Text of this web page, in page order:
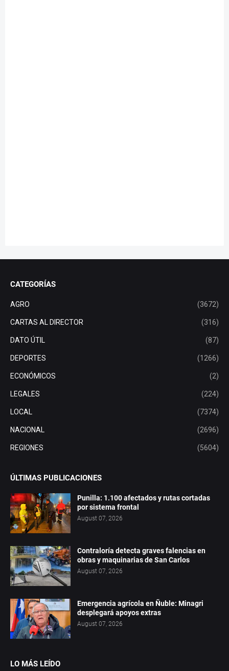
CATEGORÍAS
AGRO (3672)
CARTAS AL DIRECTOR (316)
DATO ÚTIL (87)
DEPORTES (1266)
ECONÓMICOS (2)
LEGALES (224)
LOCAL (7374)
NACIONAL (2696)
REGIONES (5604)
ÚLTIMAS PUBLICACIONES
Punilla: 1.100 afectados y rutas cortadas
por sistema frontal
August 07, 2026
Contraloría detecta graves falencias en
obras y maquinarias de San Carlos
August 07, 2026
Emergencia agrícola en Ñuble: Minagri
desplegará apoyos extras
August 07, 2026
LO MÁS LEÍDO